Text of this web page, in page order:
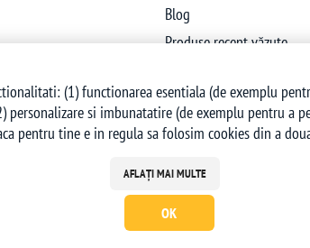
Blog
Produse recent văzute
(1) functionarea esentiala (de exemplu
personalizare si imbunatatire (de exemplu pentru
pentru tine e in regula sa folosim cookies din a
AFLAȚI MAI MULTE
OK